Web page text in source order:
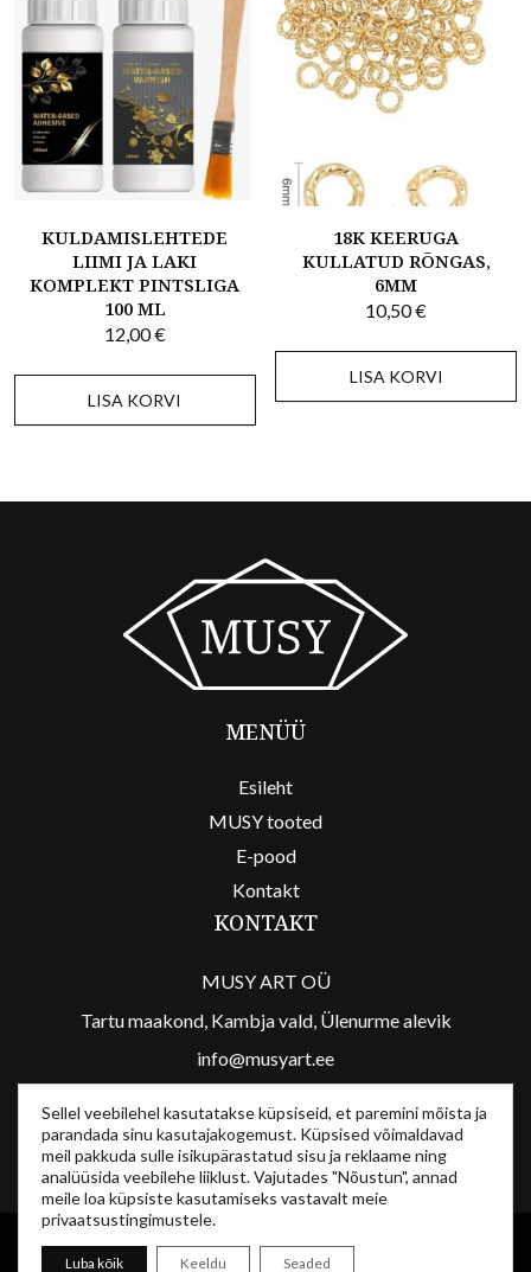
KULDAMISLEHTEDE
LIIMI JA LAKI
KOMPLEKT PINTSLIGA
100 ML
12,00€
LISA KORVI
18K KEERUGA
KULLATUD RÕNGAS,
6MM
10,50€
LISA KORVI
MENÜÜ
Esileht
MUSY tooted
E-pood
Kontakt
KONTAKT
MUSY ART OÜ
Tartu maakond, Kambja vald, Ülenurme alevik
info@musyart.ee
/musyart
MusyArt © 2024
Sellel veebilehel kasutatakse küpsiseid, et paremini mõista ja
parandada sinu kasutajakogemust. Küpsised võimaldavad
meil pakkuda sulle isikupärastatud sisu ja reklaame ning
analüüsida veebilehe liiklust. Vajutades "Nõustun", annad
meile loa küpsiste kasutamiseks vastavalt meie
privaatsustingimustele.
Luba kõik Keeldu Seaded